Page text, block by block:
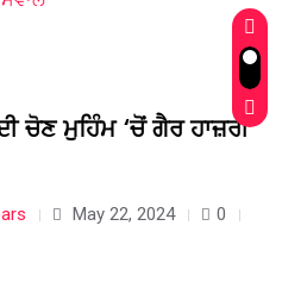
ਚੋਣ ਮੁਹਿੰਮ ‘ਚੋਂ ਗੈਰ ਹਾਜ਼ਰੀ
May 22, 2024
0